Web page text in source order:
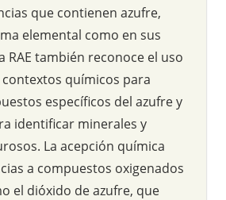
que contienen azufre,
elemental como en sus
RAE también reconoce el uso
químicos para
específicos del azufre y
identificar minerales y
La acepción química
a compuestos oxigenados
el dióxido de azufre, que